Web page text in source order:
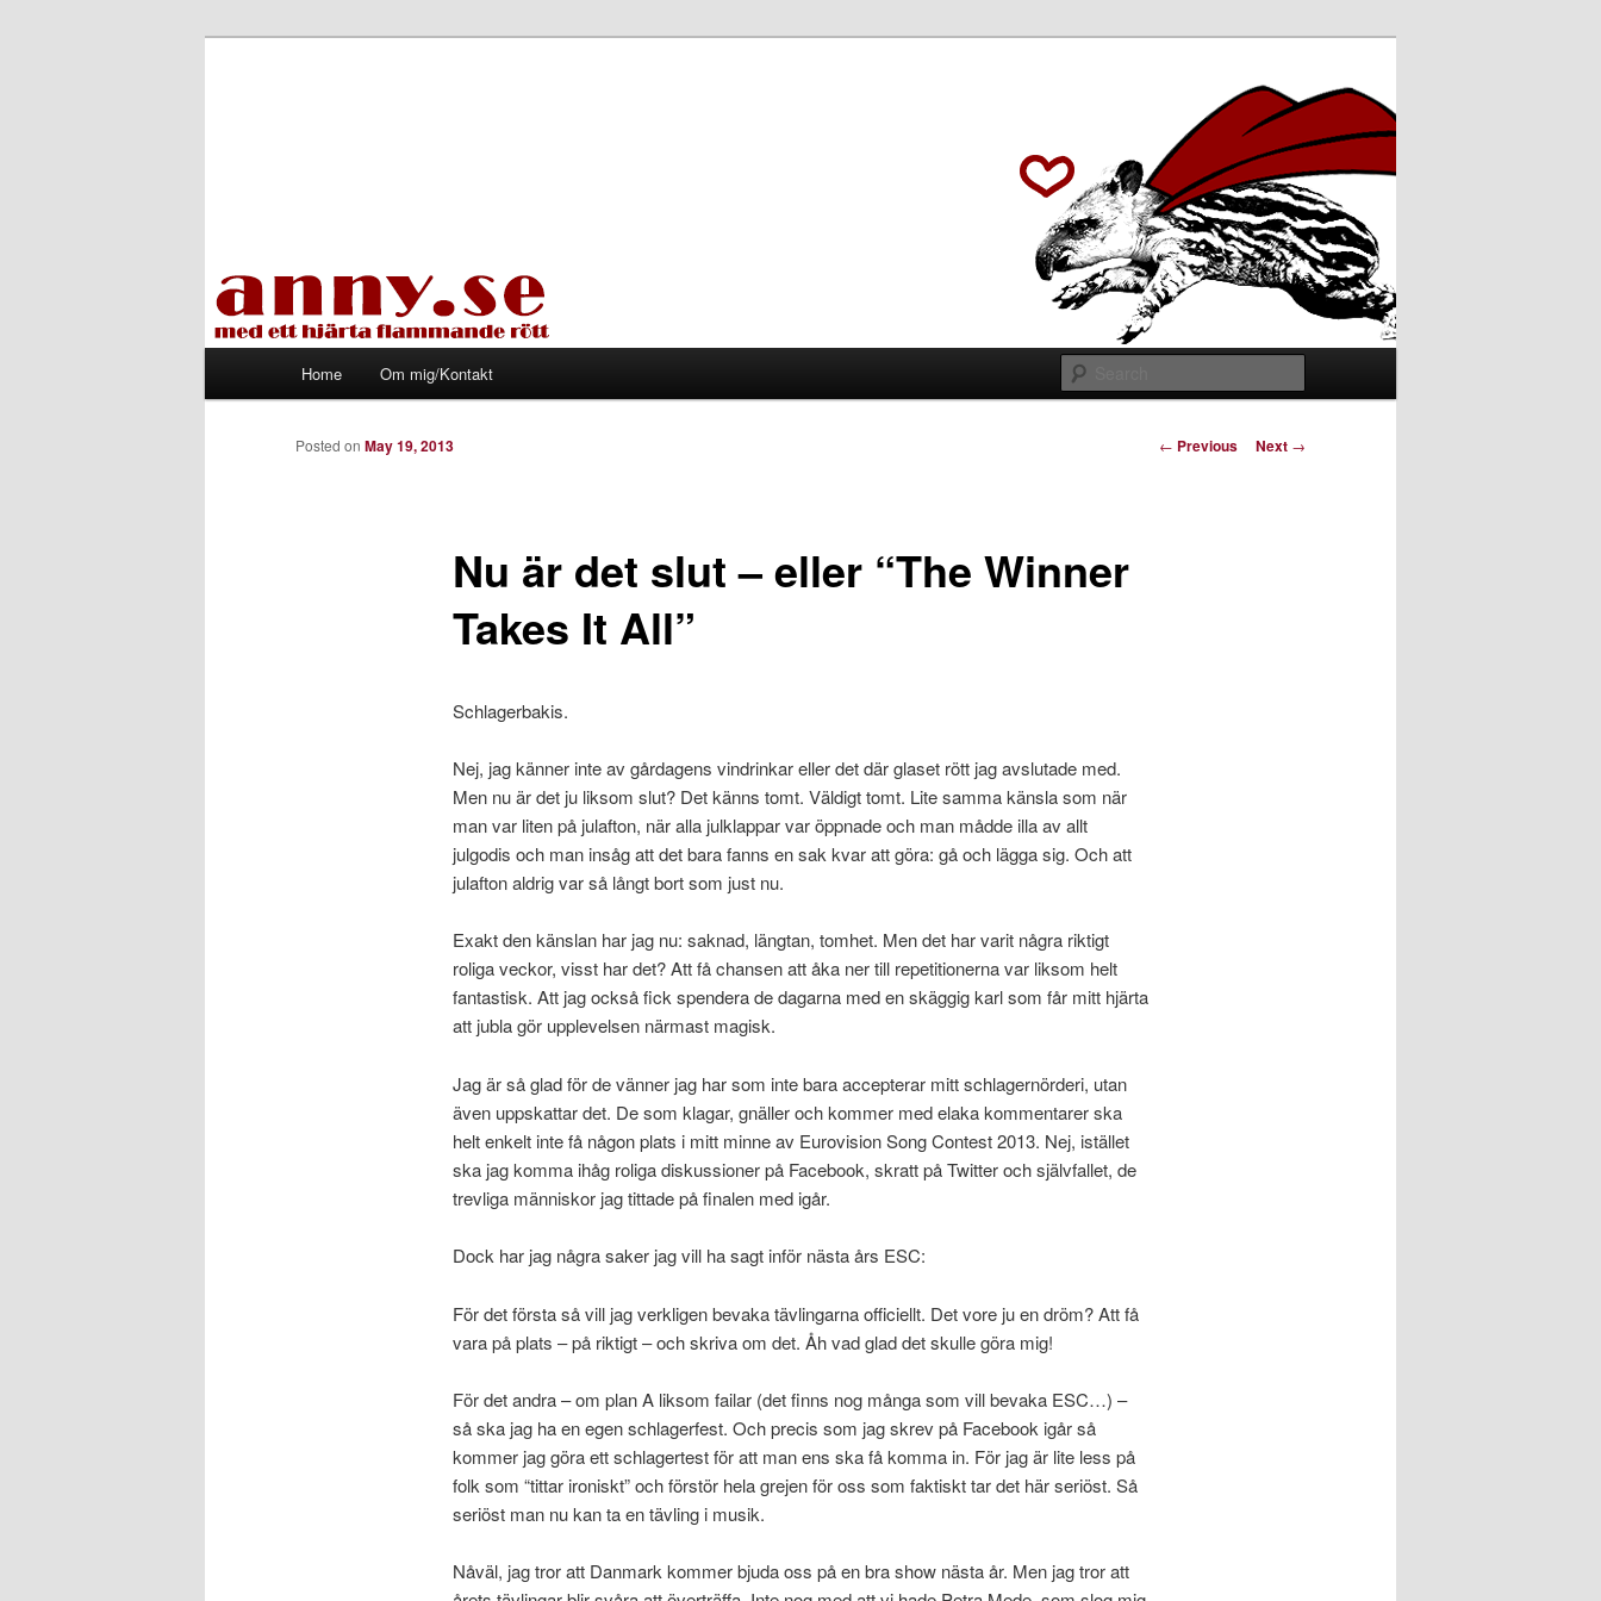
Home Om mig/Kontakt
Post
← Previous Next →
Nu är det slut – eller “The Winner
Takes It All”
Posted on May 19, 2013
Schlagerbakis.
Nej, jag känner inte av gårdagens vindrinkar eller det där glaset rött jag avslutade med.
Men nu är det ju liksom slut? Det känns tomt. Väldigt tomt. Lite samma känsla som när
man var liten på julafton, när alla julklappar var öppnade och man mådde illa av allt
julgodis och man insåg att det bara fanns en sak kvar att göra: gå och lägga sig. Och att
julafton aldrig var så långt bort som just nu.
Exakt den känslan har jag nu: saknad, längtan, tomhet. Men det har varit några riktigt
roliga veckor, visst har det? Att få chansen att åka ner till repetitionerna var liksom helt
fantastisk. Att jag också fick spendera de dagarna med en skäggig karl som får mitt hjärta
att jubla gör upplevelsen närmast magisk.
Jag är så glad för de vänner jag har som inte bara accepterar mitt schlagernörderi, utan
även uppskattar det. De som klagar, gnäller och kommer med elaka kommentarer ska
helt enkelt inte få någon plats i mitt minne av Eurovision Song Contest 2013. Nej, istället
ska jag komma ihåg roliga diskussioner på Facebook, skratt på Twitter och självfallet, de
trevliga människor jag tittade på finalen med igår.
Dock har jag några saker jag vill ha sagt inför nästa års ESC:
För det första så vill jag verkligen bevaka tävlingarna officiellt. Det vore ju en dröm? Att få
vara på plats – på riktigt – och skriva om det. Åh vad glad det skulle göra mig!
För det andra – om plan A liksom failar (det finns nog många som vill bevaka ESC…) –
så ska jag ha en egen schlagerfest. Och precis som jag skrev på Facebook igår så
kommer jag göra ett schlagertest för att man ens ska få komma in. För jag är lite less på
folk som “tittar ironiskt” och förstör hela grejen för oss som faktiskt tar det här seriöst. Så
seriöst man nu kan ta en tävling i musik.
Nåväl, jag tror att Danmark kommer bjuda oss på en bra show nästa år. Men jag tror att